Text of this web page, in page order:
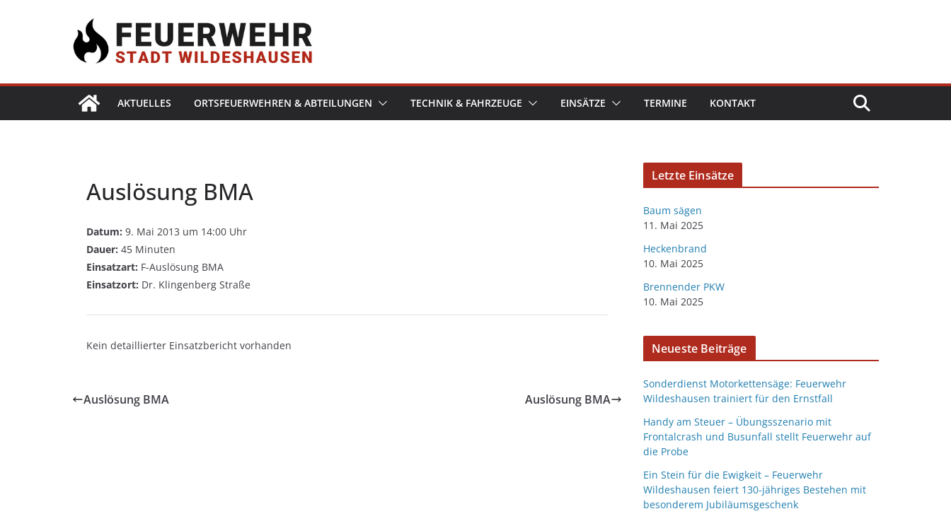
AKTUELLES ORTSFEUERWEHREN & ABTEILUNGEN TECHNIK & FAHRZEUGE EINSÄTZE TERMINE KONTAKT
Auslösung BMA
Datum: 9. Mai 2013 um 14:00 Uhr
Dauer: 45 Minuten
Einsatzart: F-Auslösung BMA
Einsatzort: Dr. Klingenberg Straße
Kein detaillierter Einsatzbericht vorhanden
Auslösung BMA Auslösung BMA
Letzte Einsätze
Baum sägen
11. Mai 2025
Heckenbrand
10. Mai 2025
Brennender PKW
10. Mai 2025
Neueste Beiträge
Sonderdienst Motorkettensäge: Feuerwehr
Wildeshausen trainiert für den Ernstfall
Handy am Steuer – Übungsszenario mit
Frontalcrash und Busunfall stellt Feuerwehr auf
die Probe
Ein Stein für die Ewigkeit – Feuerwehr
Wildeshausen feiert 130-jähriges Bestehen mit
besonderem Jubiläumsgeschenk